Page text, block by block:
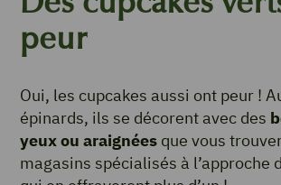
peur
Oui, les cupcakes aussi ont peur !
épinards, ils se décorent avec des
yeuxou araignées que vous
magasins spécialisés à l’approche